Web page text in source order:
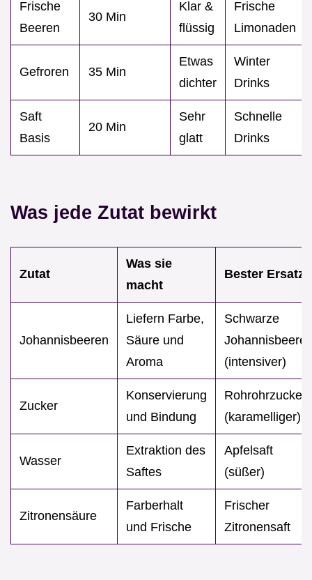
Frische
Beeren
30 Min
Klar &
flüssig
Frische
Limonaden
Gefroren 35 Min
Etwas
dichter
Winter
Drinks
Saft
Basis
20 Min
Sehr
glatt
Schnelle
Drinks
Was jede Zutat bewirkt
Zutat
Was sie
macht
Bester Ersatz
Johannisbeeren
Liefern Farbe,
Säure und
Aroma
Schwarze
(intensiver)
Zucker
Konservierung
und Bindung
Rohrohrzucker
(karamelliger)
Wasser
Extraktion des
Saftes
Apfelsaft
(süßer)
Zitronensäure
Farberhalt
und Frische
Frischer
Zitronensaft